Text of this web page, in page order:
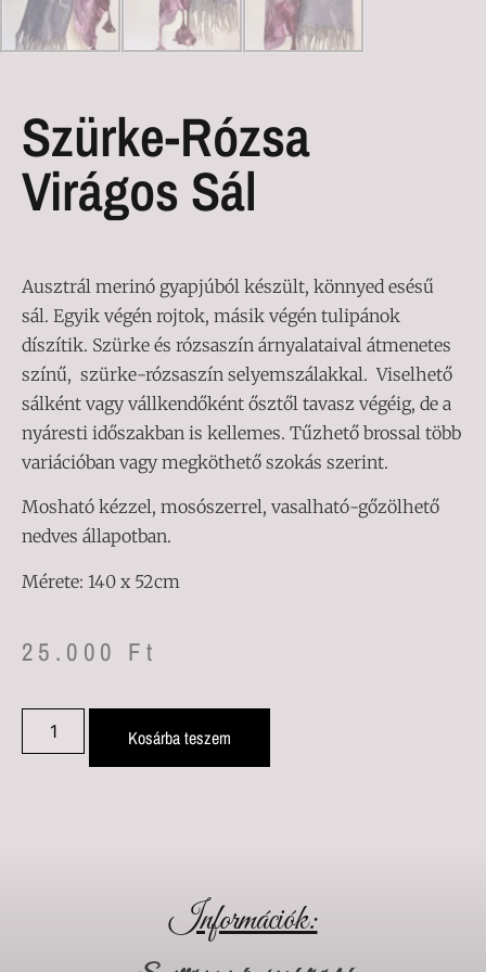
Szürke-Rózsa
Virágos Sál
Ausztrál merinó gyapjúból készült, könnyed esésű
sál. Egyik végén rojtok, másik végén tulipánok
díszítik. Szürke és rózsaszín árnyalataival átmenetes
színű, szürke-rózsaszín selyemszálakkal. Viselhető
sálként vagy vállkendőként ősztől tavasz végéig, de a
nyáresti időszakban is kellemes. Tűzhető brossal több
variációban vagy megköthető szokás szerint.
Mosható kézzel, mosószerrel, vasalható-gőzölhető
nedves állapotban.
Mérete: 140 x 52cm
25.000 Ft
Kosárba teszem
Információk: